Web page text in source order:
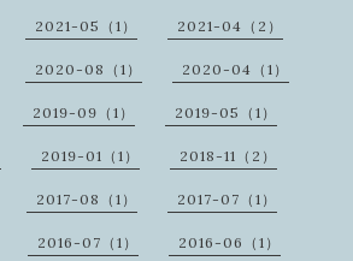
2021-05（1） 2021-04（2）
2020-08（1） 2020-04（1）
2019-09（1） 2019-05（1）
2019-01（1） 2018-11（2）
2017-08（1） 2017-07（1）
2016-07（1） 2016-06（1）